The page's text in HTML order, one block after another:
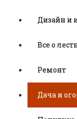
Дизайн и
Все о
Ремонт
Дача и